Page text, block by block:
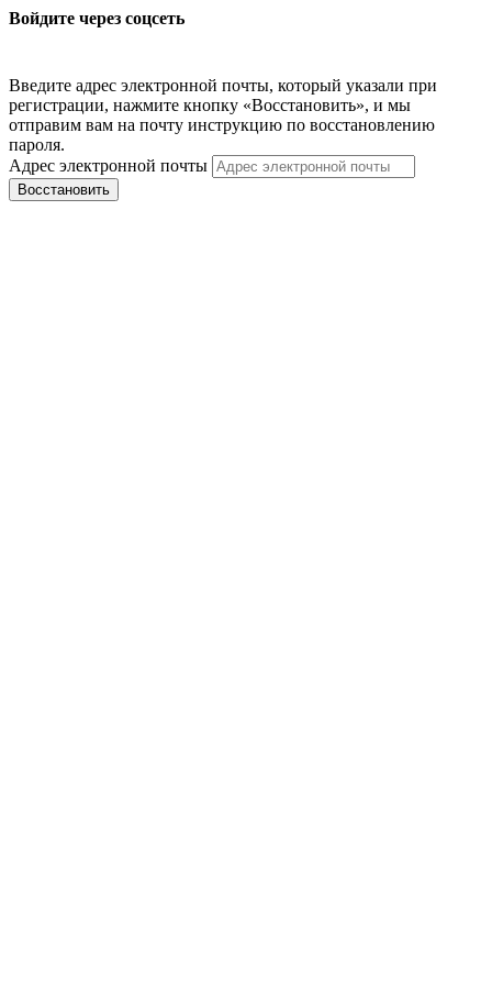
Войдите через соцсеть
Введите адрес электронной почты, который указали при
регистрации, нажмите кнопку «Восстановить», и мы
отправим вам на почту инструкцию по восстановлению
пароля.
Адрес электронной почты